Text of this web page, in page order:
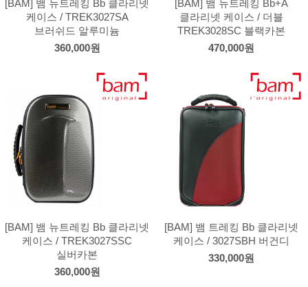
[BAM] 뱀 뉴트레킹 Bb 클라리넷
케이스 / TREK3027SA
브러쉬드 알루미늄
360,000원
[BAM] 뱀 뉴트레킹 Bb+A
클라리넷 케이스 / 더블
TREK3028SC 블랙카본
470,000원
[BAM] 뱀 뉴트레킹 Bb 클라리넷
케이스 / TREK3027SSC
실버카본
360,000원
[BAM] 뱀 트레킹 Bb 클라리넷
케이스 / 3027SBH 버건디
330,000원